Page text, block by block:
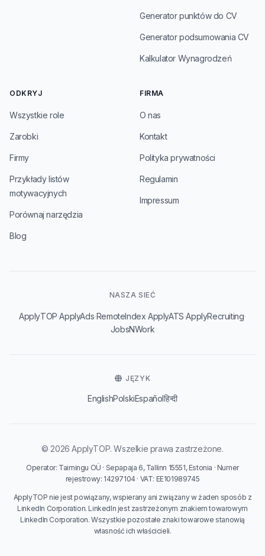
Generator punktów do CV
Generator podsumowania CV
Kalkulator Wynagrodzeń
ODKRYJ
Wszystkie role
Zarobki
Firmy
Przykłady listów
motywacyjnych
Porównaj narzędzia
Blog
FIRMA
O nas
Kontakt
Polityka prywatności
Regulamin
Impressum
NASZA SIEĆ
ApplyTOP·ApplyAds·RemoteIndex·ApplyATS·ApplyRecruiting·
JobsNWork
JĘZYK
EnglishPolskiEspañolहिन्दी
© 2026 ApplyTOP. Wszelkie prawa zastrzeżone.
Operator: Taimingu OÜ · Sepapaja 6, Tallinn 15551, Estonia · Numer
rejestrowy: 14297104 · VAT: EE101989745
ApplyTOP nie jest powiązany, wspierany ani związany w żaden sposób z
LinkedIn Corporation. LinkedIn jest zastrzeżonym znakiem towarowym
LinkedIn Corporation. Wszystkie pozostałe znaki towarowe stanowią
własność ich właścicieli.